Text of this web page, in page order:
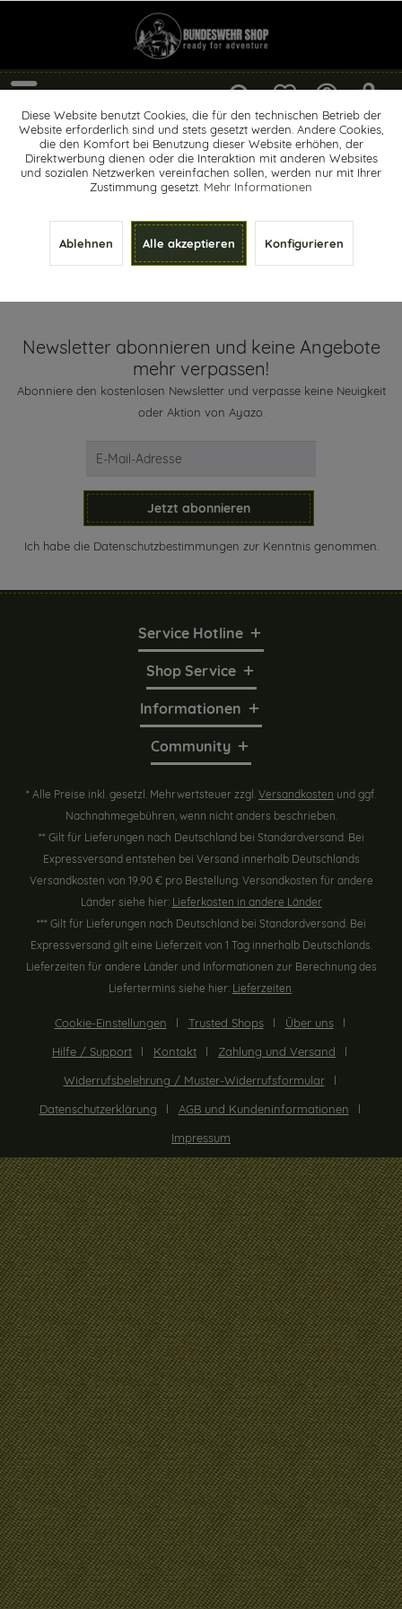
Menü
Erste Hilfe
Newsletter abonnieren und keine Angebote
mehr verpassen!
Abonniere den kostenlosen Newsletter und verpasse keine Neuigkeit
oder Aktion von Ayazo.
Jetzt abonnieren
Ich habe die Datenschutzbestimmungen zur Kenntnis genommen.
Service Hotline
Shop Service
Informationen
Community
* Alle Preise inkl. gesetzl. Mehrwertsteuer zzgl. Versandkosten und ggf.
Nachnahmegebühren, wenn nicht anders beschrieben.
** Gilt für Lieferungen nach Deutschland bei Standardversand. Bei
Expressversand entstehen bei Versand innerhalb Deutschlands
Versandkosten von 19,90 € pro Bestellung. Versandkosten für andere
Länder siehe hier: Lieferkosten in andere Länder
*** Gilt für Lieferungen nach Deutschland bei Standardversand. Bei
Expressversand gilt eine Lieferzeit von 1 Tag innerhalb Deutschlands.
Lieferzeiten für andere Länder und Informationen zur Berechnung des
Liefertermins siehe hier: Lieferzeiten
Cookie-Einstellungen Trusted Shops
Über uns
Hilfe / Support
Kontakt
Zahlung und Versand
Widerrufsbelehrung / Muster-Widerrufsformular
Datenschutzerklärung
AGB und Kundeninformationen
Impressum
Diese Website benutzt Cookies, die für den technischen Betrieb der
Website erforderlich sind und stets gesetzt werden. Andere Cookies,
die den Komfort bei Benutzung dieser Website erhöhen, der
Direktwerbung dienen oder die Interaktion mit anderen Websites
und sozialen Netzwerken vereinfachen sollen, werden nur mit Ihrer
Zustimmung gesetzt. Mehr Informationen
Ablehnen Alle akzeptieren Konfigurieren